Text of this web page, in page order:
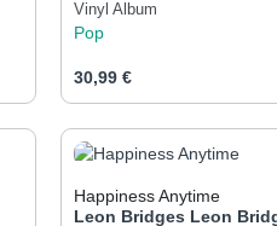
ein oder
den
Vinyl Album
Pop
Regulärer Preis:
30,99 €
Produkt
Happiness Anytime
Leon Bridges Leon